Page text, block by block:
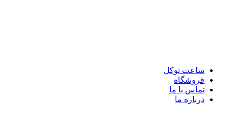
ساعت توکل
فروشگاه
تماس با ما
درباره ما